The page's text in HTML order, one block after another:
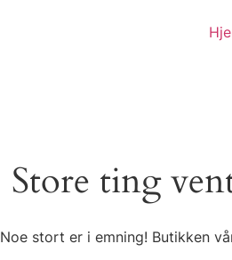
Store ting
Noe stort er i emning! Butikken